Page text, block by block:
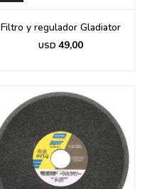
Filtro y regulador Gladiator
USD 49,00